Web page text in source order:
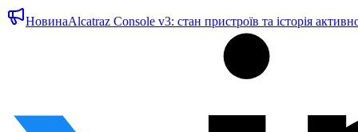
НовинаAlcatraz Console v3: стан пристроїв та історія